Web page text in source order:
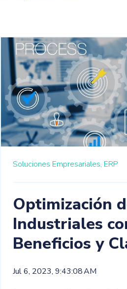
Soluciones Empresariales, ERP
Optimización
Industriales
Beneficios y
Jul 6, 2023, 9:43:08 AM